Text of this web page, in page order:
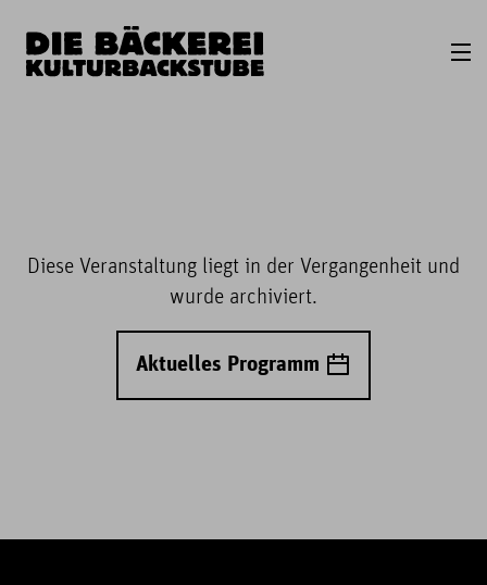
Diese Veranstaltung liegt in der Vergangenheit und
wurde archiviert.
Aktuelles Programm